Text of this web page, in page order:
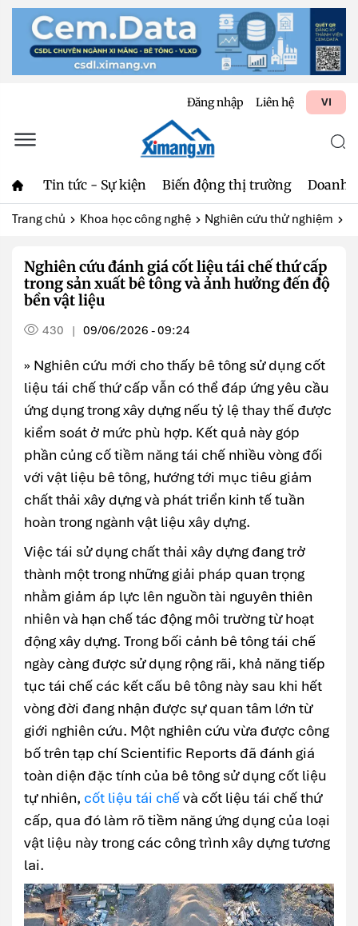
Đăng nhập Liên hệ VI
Tin tức - Sự kiện Biến động thị trường Doanh
Trang chủ Khoa học công nghệ Nghiên cứu thử nghiệm
Nghiên cứu đánh giá cốt liệu tái chế thứ cấp
trong sản xuất bê tông và ảnh hưởng đến độ
bền vật liệu
430 | 09/06/2026 - 09:24
» Nghiên cứu mới cho thấy bê tông sử dụng cốt
liệu tái chế thứ cấp vẫn có thể đáp ứng yêu cầu
ứng dụng trong xây dựng nếu tỷ lệ thay thế được
kiểm soát ở mức phù hợp. Kết quả này góp
phần củng cố tiềm năng tái chế nhiều vòng đối
với vật liệu bê tông, hướng tới mục tiêu giảm
chất thải xây dựng và phát triển kinh tế tuần
hoàn trong ngành vật liệu xây dựng.
Việc tái sử dụng chất thải xây dựng đang trở
thành một trong những giải pháp quan trọng
nhằm giảm áp lực lên nguồn tài nguyên thiên
nhiên và hạn chế tác động môi trường từ hoạt
động xây dựng. Trong bối cảnh bê tông tái chế
ngày càng được sử dụng rộng rãi, khả năng tiếp
tục tái chế các kết cấu bê tông này sau khi hết
vòng đời đang nhận được sự quan tâm lớn từ
giới nghiên cứu. Một nghiên cứu vừa được công
bố trên tạp chí Scientific Reports đã đánh giá
toàn diện đặc tính của bê tông sử dụng cốt liệu
tự nhiên, cốt liệu tái chếvà cốt liệu tái chế thứ
cấp, qua đó làm rõ tiềm năng ứng dụng của loại
vật liệu này trong các công trình xây dựng tương
lai.